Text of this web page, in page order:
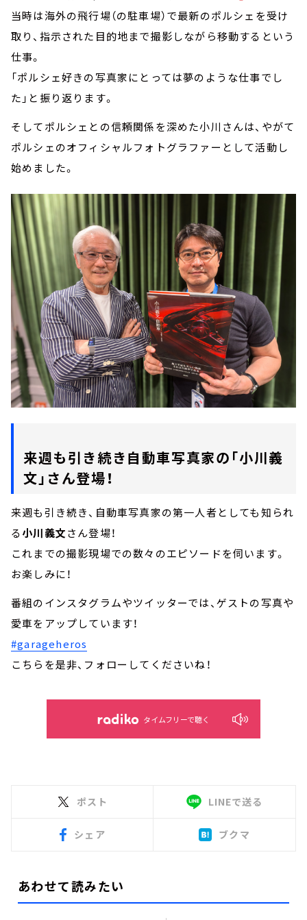
当時は海外の飛行場（の駐車場）で最新のポルシェを受け
取り、指示された目的地まで撮影しながら移動するという
仕事。
「ポルシェ好きの写真家にとっては夢のような仕事でし
た」と振り返ります。
そしてポルシェとの信頼関係を深めた小川さんは、やがて
ポルシェのオフィシャルフォトグラファーとして活動し
始めました。
来週も引き続き自動車写真家の「小川義
文」さん登場！
来週も引き続き、自動車写真家の第一人者としても知られ
る小川義文さん登場！
これまでの撮影現場での数々のエピソードを伺います。
お楽しみに！
番組のインスタグラムやツイッターでは、ゲストの写真や
愛車をアップしています！
#garageheros
こちらを是非、フォローしてくださいね！
タイムフリーで聴く
ポスト LINEで送る
シェア ブクマ
あわせて読みたい